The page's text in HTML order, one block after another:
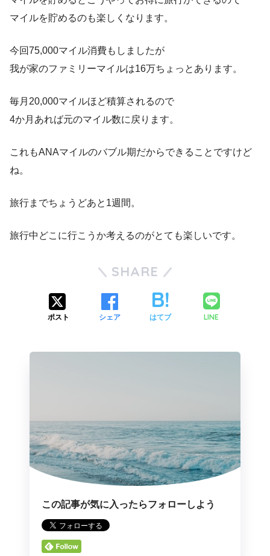
マイルを貯めるのも楽しくなります。
今回75,000マイル消費もしましたが
我が家のファミリーマイルは16万ちょっとあります。
毎月20,000マイルほど積算されるので
4か月あれば元のマイル数に戻ります。
これもANAマイルのバブル期だからできることですけど
ね。
旅行までちょうどあと1週間。
旅行中どこに行こうか考えるのがとても楽しいです。
SHARE
ポスト シェア はてブ LINE
この記事が気に入ったらフォローしよう